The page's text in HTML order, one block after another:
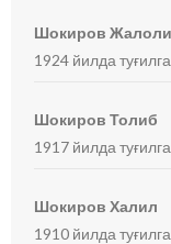
Шокиров
1924 йилда
Шокиров Толиб
1917 йилда
Шокиров Халил
1910 йилда